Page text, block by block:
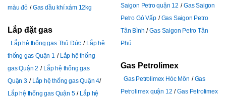
màu đỏ
Gas dầu khí xám 12kg
Lắp đặt gas
Lắp hệ thống gas Thủ Đức
Lắp hệ
thống gas Quận 1
Lắp hệ thống
gas Quận 2
Lắp hệ thống gas
Quận 3
Lắp hệ thống gas Quận 4
Lắp hệ thống gas Quận 5
Lắp hệ
Saigon Petro quận 12
Gas Saigon
Petro Gò Vấp
Gas Saigon Petro
Tân Bình
Gas Saigon Petro Tân
Phú
Gas Petrolimex
Gas Petrolimex Hóc Môn
Gas
Petrolimex quận 12
Gas Petrolimex